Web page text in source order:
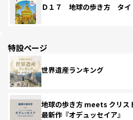
Ｄ１７ 地球の歩き方 タイ
特設ページ
世界遺産ランキング
地球の歩き方 meets クリス
最新作『オデュッセイア』